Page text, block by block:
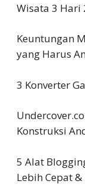
Wisata 3 Hari
Keuntungan
yang Harus
3 Konverter
Konstruksi
5 Alat
Lebih Cepat